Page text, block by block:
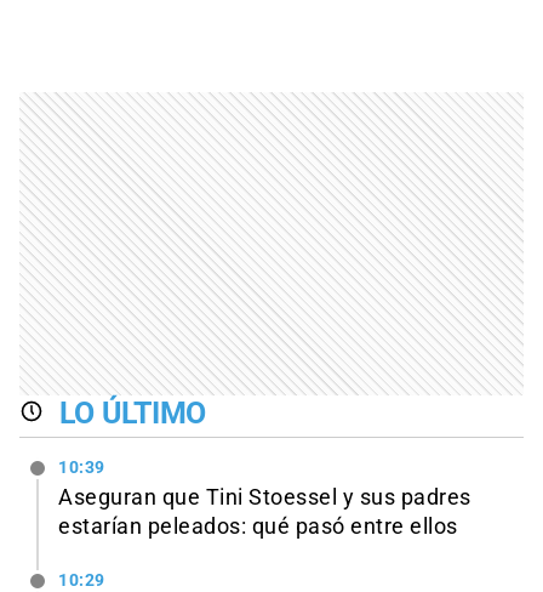
LO ÚLTIMO
10:39
Aseguran que Tini Stoessel y sus padres
estarían peleados: qué pasó entre ellos
10:29